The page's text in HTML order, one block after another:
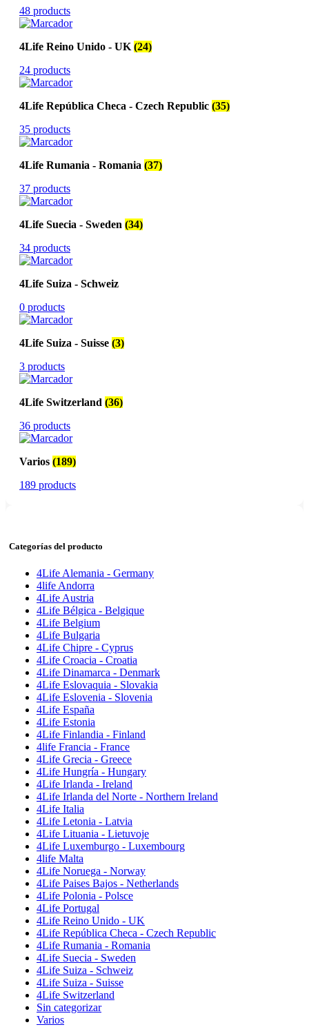
48 products
4Life Reino Unido - UK (24)
24 products
4Life República Checa - Czech Republic (35)
35 products
4Life Rumania - Romania (37)
37 products
4Life Suecia - Sweden (34)
34 products
4Life Suiza - Schweiz
0 products
4Life Suiza - Suisse (3)
3 products
4Life Switzerland (36)
36 products
Varios (189)
189 products
Categorías del producto
4Life Alemania - Germany
4life Andorra
4Life Austria
4Life Bélgica - Belgique
4Life Belgium
4Life Bulgaria
4Life Chipre - Cyprus
4Life Croacia - Croatia
4Life Dinamarca - Denmark
4Life Eslovaquia - Slovakia
4Life Eslovenia - Slovenia
4Life España
4Life Estonia
4Life Finlandia - Finland
4life Francia - France
4Life Grecia - Greece
4Life Hungría - Hungary
4Life Irlanda - Ireland
4Life Irlanda del Norte - Northern Ireland
4Life Italia
4Life Letonia - Latvia
4Life Lituania - Lietuvoje
4Life Luxemburgo - Luxembourg
4life Malta
4Life Noruega - Norway
4Life Paises Bajos - Netherlands
4Life Polonia - Polsce
4Life Portugal
4Life Reino Unido - UK
4Life República Checa - Czech Republic
4Life Rumania - Romania
4Life Suecia - Sweden
4Life Suiza - Schweiz
4Life Suiza - Suisse
4Life Switzerland
Sin categorizar
Varios